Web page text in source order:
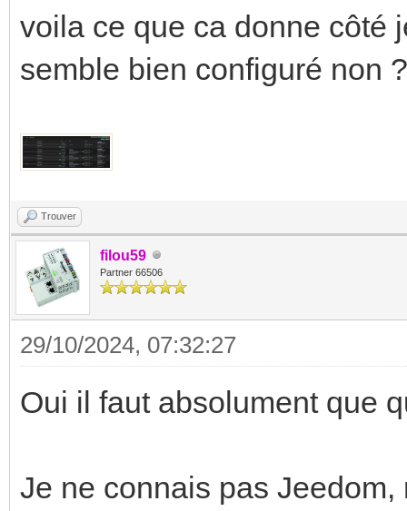
voila ce que ca donne côté
semble bien configuré non ?
Trouver
filou59
Partner 66506
29/10/2024, 07:32:27
Oui il faut absolument que
Je ne connais pas